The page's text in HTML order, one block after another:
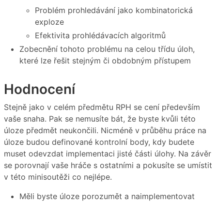
Problém prohledávání jako kombinatorická
exploze
Efektivita prohlédávacích algoritmů
Zobecnění tohoto problému na celou třídu úloh,
které lze řešit stejným či obdobným přístupem
Hodnocení
Stejně jako v celém předmětu RPH se cení především
vaše snaha. Pak se nemusíte bát, že byste kvůli této
úloze předmět neukončili. Nicméně v průběhu práce na
úloze budou definované kontrolní body, kdy budete
muset odevzdat implementaci jisté části úlohy. Na závěr
se porovnají vaše hráče s ostatními a pokusíte se umístit
v této minisoutěži co nejlépe.
Měli byste úloze porozumět a naimplementovat